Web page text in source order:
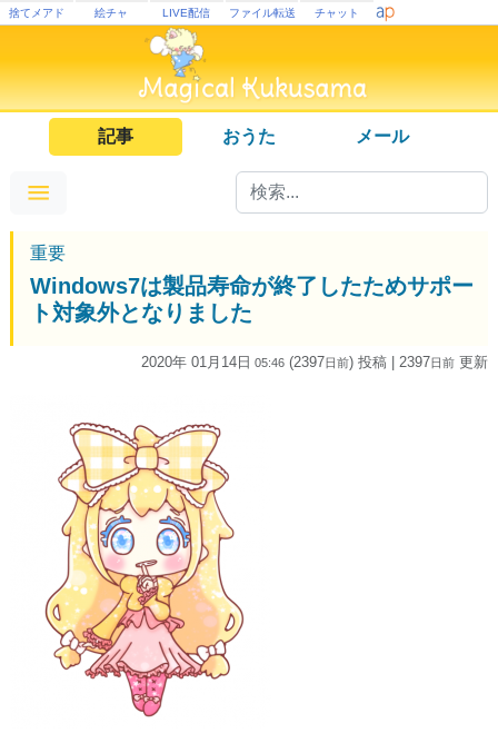
捨てメアド 絵チャ LIVE配信 ファイル転送 チャット
記事 おうた メール
重要
Windows7は製品寿命が終了したためサポー
ト対象外となりました
2020年 01月14日 05:46 (2397日前) 投稿 | 2397日前 更新